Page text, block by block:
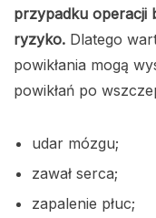
przypadku operacji
ryzyko. Dlatego
powikłania mogą
powikłań po
udar mózgu;
zawał serca;
zapalenie płuc;